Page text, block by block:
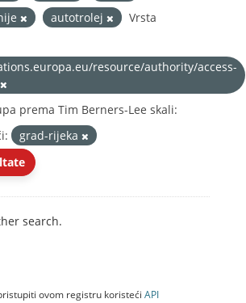
autotrolej
Vrsta
resource/authority/access-
prema Tim Berners-Lee skali:
grad-rijeka
search.
ovom registru koristeći API